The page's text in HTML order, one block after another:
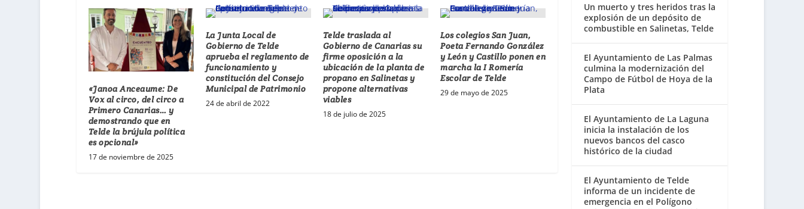
«Janoa Anceaume: De
Vox al circo, del circo a
Primero Canarias… y
demostrando que en
Telde la brújula política
es opcional»
17 de noviembre de 2025
La Junta Local de
Gobierno de Telde
aprueba el reglamento de
funcionamiento y
constitución del Consejo
Municipal de Patrimonio
24 de abril de 2022
Telde traslada al
Gobierno de Canarias su
firme oposición a la
ubicación de la planta de
propano en Salinetas y
propone alternativas
viables
18 de julio de 2025
Los colegios San Juan,
Poeta Fernando González
y León y Castillo ponen en
marcha la I Romería
Escolar de Telde
29 de mayo de 2025
Un muerto y tres heridos tras la
explosión de un depósito de
combustible en Salinetas, Telde
El Ayuntamiento de Las Palmas
culmina la modernización del
Campo de Fútbol de Hoya de la
Plata
El Ayuntamiento de La Laguna
inicia la instalación de los
nuevos bancos del casco
histórico de la ciudad
El Ayuntamiento de Telde
informa de un incidente de
emergencia en el Polígono